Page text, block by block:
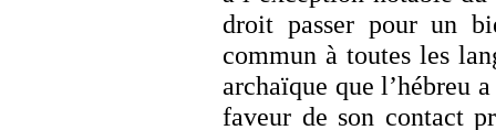
droit passer pour un
commun à toutes les
archaïque que l’hébreu
faveur de son contact